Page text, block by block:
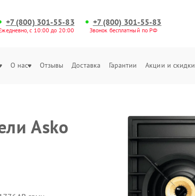
+7 (800) 301-55-83
с 10:00 до 20:00
+7 (800) 301-55-83
Звонок бесплатный по РФ
О нас Отзывы Доставка Гарантии Акции и скидки
Asko